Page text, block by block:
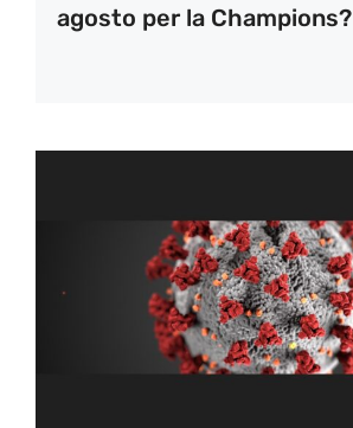
agosto per la Champions?